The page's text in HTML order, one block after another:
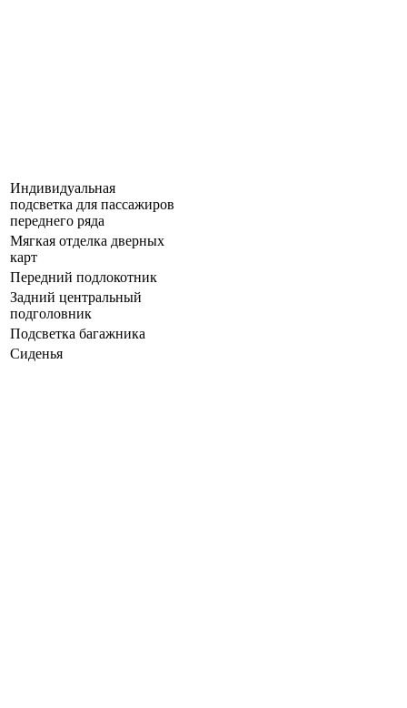
Индивидуальная
подсветка для пассажиров
переднего ряда
Мягкая отделка дверных
карт
Передний подлокотник
Задний центральный
подголовник
Подсветка багажника
Сиденья